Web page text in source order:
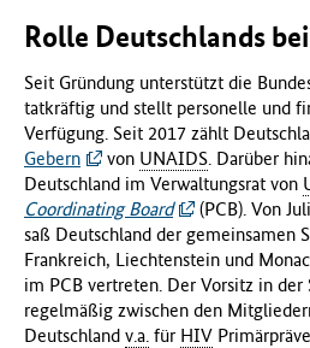
Rolle Deutschlands bei
Seit Gründung unterstützt die
tatkräftig und stellt personelle und
Verfügung. Seit 2017 zählt
Gebern
von UNAIDS. Darüber
Deutschland im Verwaltungsrat von
Coordinating Board
(PCB). Von
saß Deutschland der gemeinsamen
Frankreich, Liechtenstein und
im PCB vertreten. Der Vorsitz in
regelmäßig zwischen den
Deutschland v.a. für HIV